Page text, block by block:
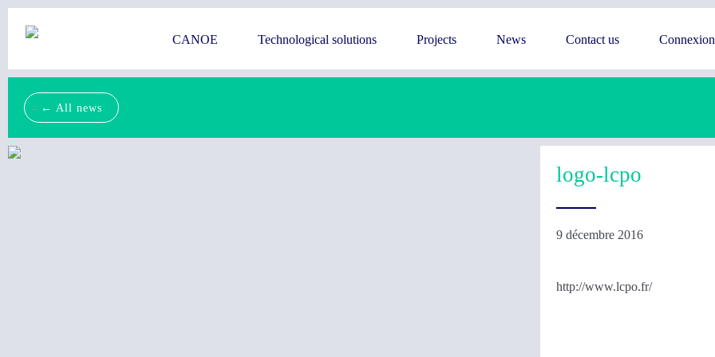
CANOE Technological solutions Projects News Contact us Connexion
← All news
logo-lcpo
9 décembre 2016
http://www.lcpo.fr/